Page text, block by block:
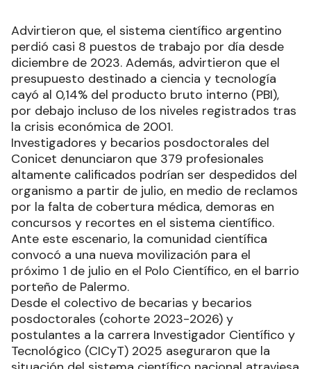
Advirtieron que, el sistema científico argentino
perdió casi 8 puestos de trabajo por día desde
diciembre de 2023. Además, advirtieron que el
presupuesto destinado a ciencia y tecnología
cayó al 0,14% del producto bruto interno (PBI),
por debajo incluso de los niveles registrados tras
la crisis económica de 2001.
Investigadores y becarios posdoctorales del
Conicet denunciaron que 379 profesionales
altamente calificados podrían ser despedidos del
organismo a partir de julio, en medio de reclamos
por la falta de cobertura médica, demoras en
concursos y recortes en el sistema científico.
Ante este escenario, la comunidad científica
convocó a una nueva movilización para el
próximo 1 de julio en el Polo Científico, en el barrio
porteño de Palermo.
Desde el colectivo de becarias y becarios
posdoctorales (cohorte 2023-2026) y
postulantes a la carrera Investigador Científico y
Tecnológico (CICyT) 2025 aseguraron que la